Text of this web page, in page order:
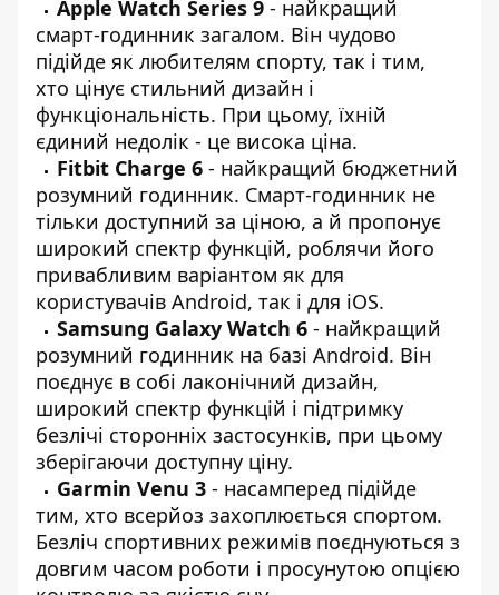
Apple Watch Series 9 - найкращий
смарт-годинник загалом. Він чудово
підійде як любителям спорту, так і тим,
хто цінує стильний дизайн і
функціональність. При цьому, їхній
єдиний недолік - це висока ціна.
Fitbit Charge 6 - найкращий бюджетний
розумний годинник. Смарт-годинник не
тільки доступний за ціною, а й пропонує
широкий спектр функцій, роблячи його
привабливим варіантом як для
користувачів Android, так і для iOS.
Samsung Galaxy Watch 6 - найкращий
розумний годинник на базі Android. Він
поєднує в собі лаконічний дизайн,
широкий спектр функцій і підтримку
безлічі сторонніх застосунків, при цьому
зберігаючи доступну ціну.
Garmin Venu 3 - насамперед підійде
тим, хто всерйоз захоплюється спортом.
Безліч спортивних режимів поєднуються з
довгим часом роботи і просунутою опцією